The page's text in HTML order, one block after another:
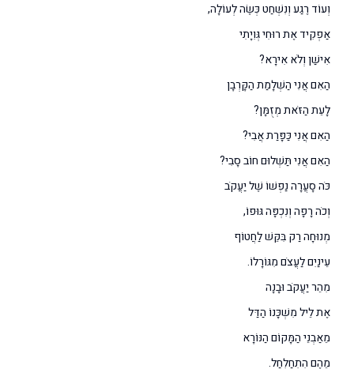
וְעוֹד רֶגַע וְנִשְׁחַט כְּשֶׂה לְעוֹלָה,
אַפְקִיד אֶת רוּחִי גְּוִיָתִי
אִישַׁן וְלֹא אִירָא?
הַאִם אֲנִי הַשְׁלָמַת הַקָּרְבָן
לָעֵת הַזֹּאת מְזֻמָּן?
הַאִם אֲנִי כַּפָּרַת אֲבִי?
הַאִם אֲנִי תַּשְׁלוּם חוֹב סָבִי?
כֹּה סָעֲרָה נַפְשׁוֹ שֶׁל יַעֲקֹב
וְכֹה רָפָה וְנִכְפָּה גּוּפוֹ,
מְנוּחָה רַק בִּקֵּשׁ לַחֲטוֹף
עֵינַיִם לַעֲצֹם מִגּוֹרָלוֹ.
מִהֵר יַעֲקֹב וּבָנָה
אֶת לֵיל מִשְׁכָּנוֹ הַדַּל
מֵאַבְנֵי הַמָּקוֹם הַנּוֹרָא
מֵהֶם הִתְחַלְחַל.